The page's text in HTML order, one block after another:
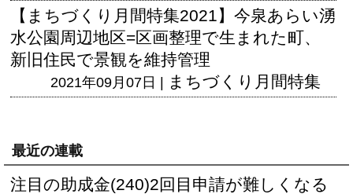
【まちづくり月間特集2021】今泉あらい湧
水公園周辺地区=区画整理で生まれた町、
新旧住民で景観を維持管理
2021年09月07日 | まちづくり月間特集
最近の連載
注目の助成金(240)2回目申請が難しくなる